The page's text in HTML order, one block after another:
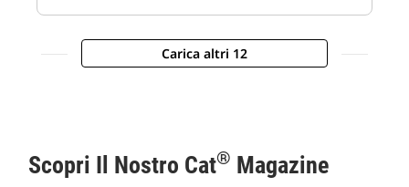
Carica altri 12
Scopri Il Nostro Cat® Magazine